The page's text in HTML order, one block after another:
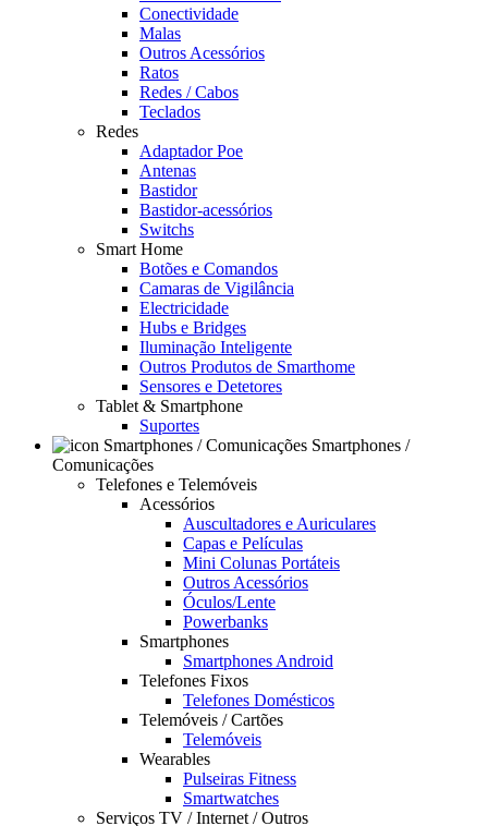
Conectividade
Malas
Outros Acessórios
Ratos
Redes / Cabos
Teclados
Redes
Adaptador Poe
Antenas
Bastidor
Bastidor-acessórios
Switchs
Smart Home
Botões e Comandos
Camaras de Vigilância
Electricidade
Hubs e Bridges
Iluminação Inteligente
Outros Produtos de Smarthome
Sensores e Detetores
Tablet & Smartphone
Suportes
Smartphones /
Comunicações
Telefones e Telemóveis
Acessórios
Auscultadores e Auriculares
Capas e Películas
Mini Colunas Portáteis
Outros Acessórios
Óculos/Lente
Powerbanks
Smartphones
Smartphones Android
Telefones Fixos
Telefones Domésticos
Telemóveis / Cartões
Telemóveis
Wearables
Pulseiras Fitness
Smartwatches
Serviços TV / Internet / Outros